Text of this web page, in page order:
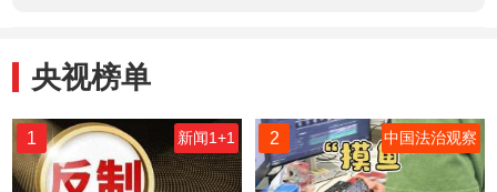
央视榜单
1 新闻1+1 2 中国法治观察